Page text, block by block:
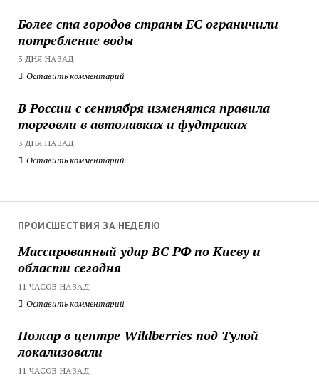
Более ста городов страны ЕС ограничили
потребление воды
3 ДНЯ НАЗАД
Оставить комментарий
В России с сентября изменятся правила
торговли в автолавках и фудтраках
3 ДНЯ НАЗАД
Оставить комментарий
ПРОИСШЕСТВИЯ ЗА НЕДЕЛЮ
Массированный удар ВС РФ по Киеву и
области сегодня
11 ЧАСОВ НАЗАД
Оставить комментарий
Пожар в центре Wildberries под Тулой
локализовали
11 ЧАСОВ НАЗАД